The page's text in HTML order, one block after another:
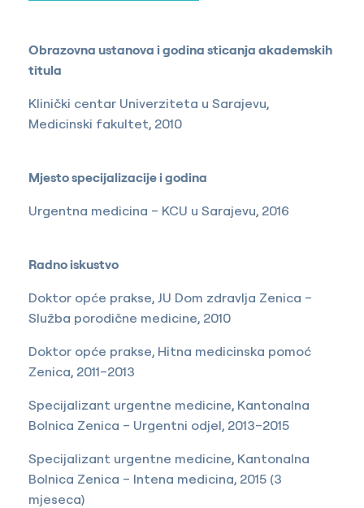
Obrazovna ustanova i godina sticanja akademskih
titula
Klinički centar Univerziteta u Sarajevu,
Medicinski fakultet, 2010
Mjesto specijalizacije i godina
Urgentna medicina – KCU u Sarajevu, 2016
Radno iskustvo
Doktor opće prakse, JU Dom zdravlja Zenica –
Služba porodične medicine, 2010
Doktor opće prakse, Hitna medicinska pomoć
Zenica, 2011–2013
Specijalizant urgentne medicine, Kantonalna
Bolnica Zenica – Urgentni odjel, 2013–2015
Specijalizant urgentne medicine, Kantonalna
Bolnica Zenica – Intena medicina, 2015 (3
mjeseca)